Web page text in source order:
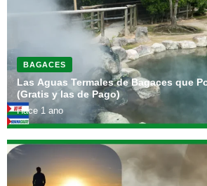
BAGACES
Las Aguas Termales de Bagaces que
(Gratis y las de Pago)
Hace 1 ano